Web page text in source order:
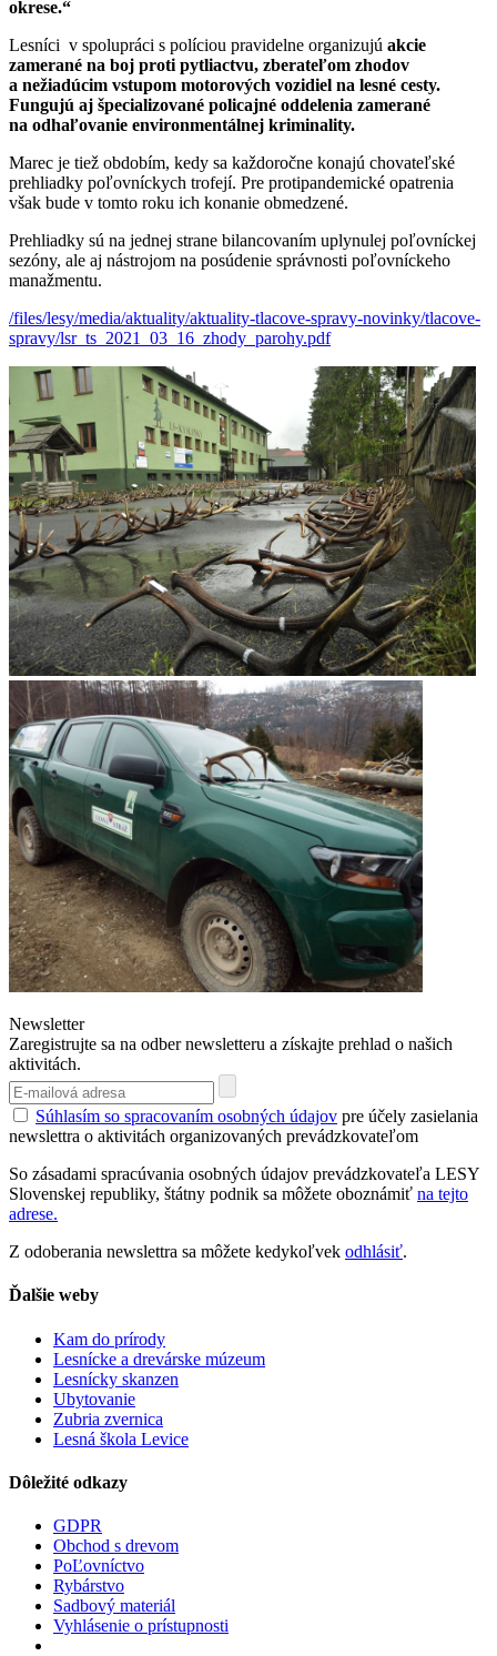
okrese.“
Lesníci v spolupráci s políciou pravidelne organizujú akcie
zamerané na boj proti pytliactvu, zberateľom zhodov
a nežiadúcim vstupom motorových vozidiel na lesné cesty.
Fungujú aj špecializované policajné oddelenia zamerané
na odhaľovanie environmentálnej kriminality.
Marec je tiež obdobím, kedy sa každoročne konajú chovateľské
prehliadky poľovníckych trofejí. Pre protipandemické opatrenia
však bude v tomto roku ich konanie obmedzené.
Prehliadky sú na jednej strane bilancovaním uplynulej poľovníckej
sezóny, ale aj nástrojom na posúdenie správnosti poľovníckeho
manažmentu.
/files/lesy/media/aktuality/aktuality-tlacove-spravy-novinky/tlacove-
spravy/lsr_ts_2021_03_16_zhody_parohy.pdf
Newsletter
Zaregistrujte sa na odber newsletteru a získajte prehlad o našich
aktivitách.
Súhlasím so spracovaním osobných údajov pre účely zasielania
newslettra o aktivitách organizovaných prevádzkovateľom
So zásadami spracúvania osobných údajov prevádzkovateľa LESY
Slovenskej republiky, štátny podnik sa môžete oboznámiť na tejto
adrese.
Z odoberania newslettra sa môžete kedykoľvek odhlásiť.
Ďalšie weby
Kam do prírody
Lesnícke a drevárske múzeum
Lesnícky skanzen
Ubytovanie
Zubria zvernica
Lesná škola Levice
Dôležité odkazy
GDPR
Obchod s drevom
PoĽovníctvo
Rybárstvo
Sadbový materiál
Vyhlásenie o prístupnosti